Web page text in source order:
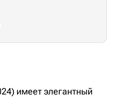
имеет элегантный